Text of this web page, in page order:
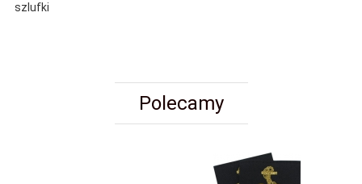
szlufki
Polecamy